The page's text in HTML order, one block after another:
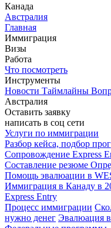
Канада
Австралия
Главная
Иммиграция
Визы
Работа
Что посмотреть
Инструменты
Новости Таймлайны
Австралия
Оставить заявку
написать в соц сети
Услуги по иммиграции
Разбор кейса, подбор
Сопровождение Express
Составление резюме
Помощь эвалюации в
Иммиграция в Канаду в
Express Entry
Процесс иммиграции
нужно денег Эвалюация